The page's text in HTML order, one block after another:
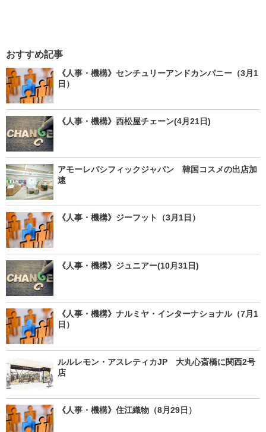
おすすめ記事
《人事・機構》センチュリーアンドカンパニー（3月1
日）
《人事・機構》西松屋チェーン(4月21日)
アモーレパシフィックジャパン 韓国コスメの出店加
速
《人事・機構》ジーフット（3月1日）
《人事・機構》ジュニアー(10月31日)
《人事・機構》ナルミヤ・インターナショナル（7月1
日）
ルルレモン・アスレティカJP 大丸心斎橋に関西2号
店
《人事・機構》住江織物（8月29日）